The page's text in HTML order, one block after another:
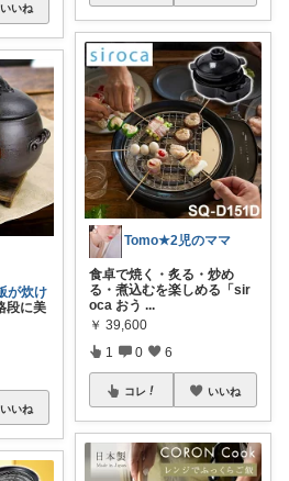
いいね
が炊け
段に美
いいね
Tomo★2児のママ
食卓で焼く・炙る・炒め
る・煮込むを楽しめる「sir
oca おう ...
￥ 39,600
1 0 6
コレ いいね